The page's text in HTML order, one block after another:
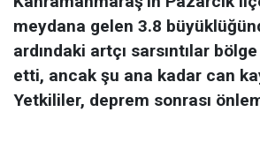
meydana gelen 3.8
ardındaki artçı sarsıntılar
etti, ancak şu ana kadar can
Yetkililer, deprem sonrası